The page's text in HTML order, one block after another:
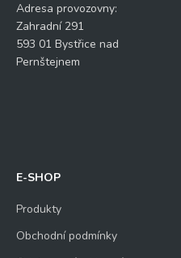
Adresa provozovny:
Zahradní 291
593 01 Bystřice nad
Pernštejnem
E-SHOP
Produkty
Obchodní podmínky